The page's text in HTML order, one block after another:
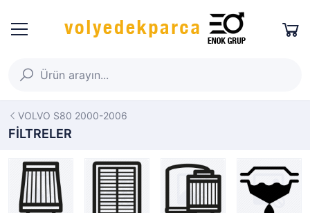
VOLVO S80 2000-2006
FİLTRELER